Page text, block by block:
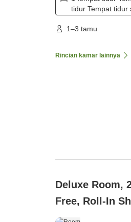
tidur Tempat tidur
1–3 tamu
Rincian kamar lainnya
Deluxe Room,
Free, Roll-In